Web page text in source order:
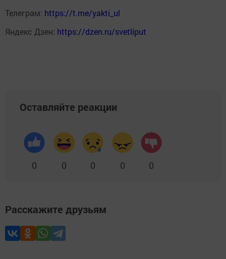
Телеграм: https://t.me/yakti_ul
Яндекс Дзен: https://dzen.ru/svetliput
Оставляйте реакции
0 0 0 0 0
Расскажите друзьям